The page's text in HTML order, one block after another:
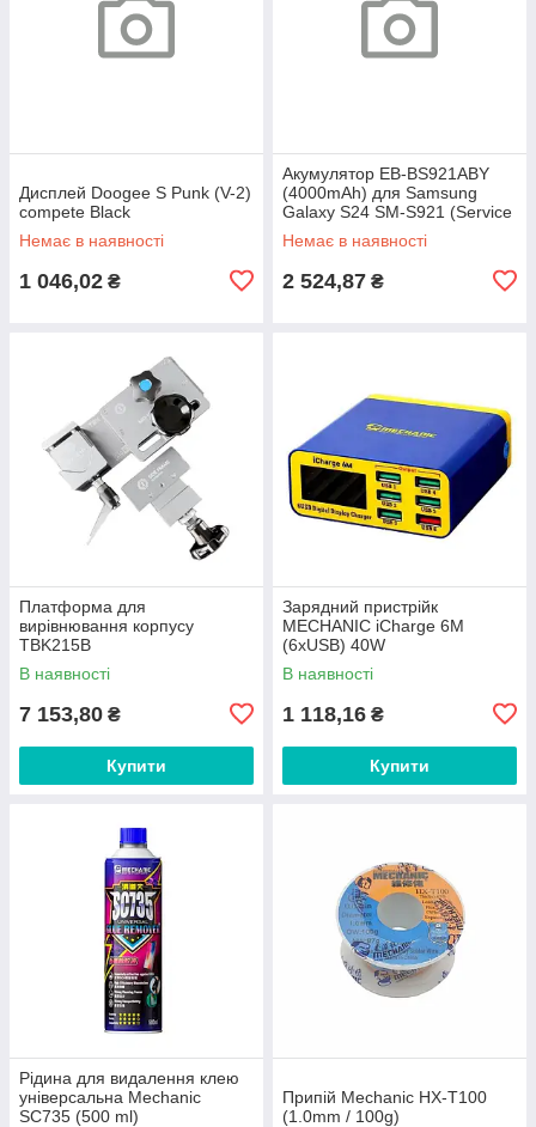
Дисплей Doogee S Punk (V-2)
compete Black
Немає в наявності
1 046,02 ₴
Акумулятор EB-BS921ABY
(4000mAh) для Samsung
Galaxy S24 SM-S921 (Service
Original)
Немає в наявності
2 524,87 ₴
Платформа для
вирівнювання корпусу
TBK215B
В наявності
7 153,80 ₴
Купити
Зарядний пристрійк
MECHANIC iCharge 6M
(6xUSB) 40W
В наявності
1 118,16 ₴
Купити
Рідина для видалення клею
універсальна Mechanic
SC735 (500 ml)
Припій Mechanic HX-T100
(1.0mm / 100g)